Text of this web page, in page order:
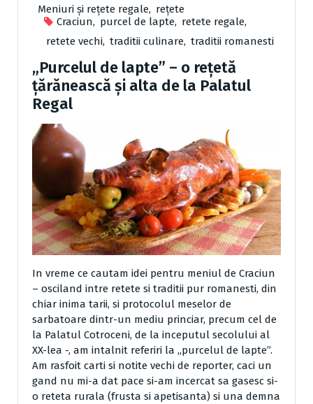
Meniuri și rețete regale, reţete
Craciun, purcel de lapte, retete regale,
retete vechi, traditii culinare, traditii romanesti
„Purcelul de lapte” – o rețetă
țărănească și alta de la Palatul
Regal
In vreme ce cautam idei pentru meniul de Craciun
– osciland intre retete si traditii pur romanesti, din
chiar inima tarii, si protocolul meselor de
sarbatoare dintr-un mediu princiar, precum cel de
la Palatul Cotroceni, de la inceputul secolului al
XX-lea -, am intalnit referiri la „purcelul de lapte”.
Am rasfoit carti si notite vechi de reporter, caci un
gand nu mi-a dat pace si-am incercat sa gasesc si-
o reteta rurala (frusta si apetisanta) si una demna